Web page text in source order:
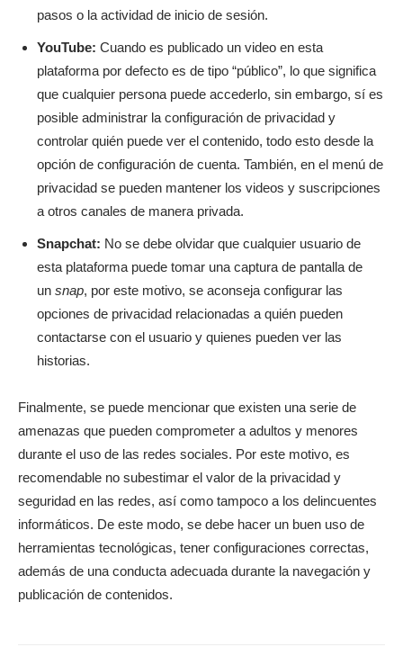
pasos o la actividad de inicio de sesión.
YouTube: Cuando es publicado un video en esta
plataforma por defecto es de tipo “público”, lo que significa
que cualquier persona puede accederlo, sin embargo, sí es
posible administrar la configuración de privacidad y
controlar quién puede ver el contenido, todo esto desde la
opción de configuración de cuenta. También, en el menú de
privacidad se pueden mantener los videos y suscripciones
a otros canales de manera privada.
Snapchat: No se debe olvidar que cualquier usuario de
esta plataforma puede tomar una captura de pantalla de
un snap, por este motivo, se aconseja configurar las
opciones de privacidad relacionadas a quién pueden
contactarse con el usuario y quienes pueden ver las
historias.
Finalmente, se puede mencionar que existen una serie de
amenazas que pueden comprometer a adultos y menores
durante el uso de las redes sociales. Por este motivo, es
recomendable no subestimar el valor de la privacidad y
seguridad en las redes, así como tampoco a los delincuentes
informáticos. De este modo, se debe hacer un buen uso de
herramientas tecnológicas, tener configuraciones correctas,
además de una conducta adecuada durante la navegación y
publicación de contenidos.